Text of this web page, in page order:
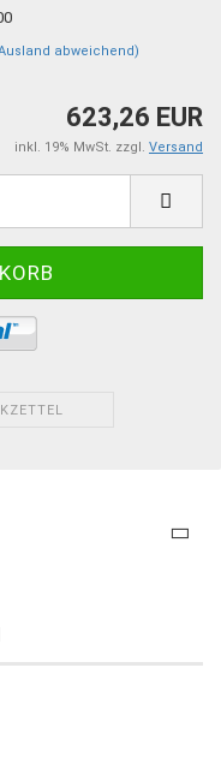
abweichend)
623,26 EUR
inkl. 19% MwSt. zzgl. Versand